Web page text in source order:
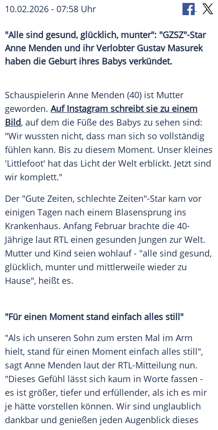
10.02.2026 - 07:58 Uhr
"Alle sind gesund, glücklich, munter": "GZSZ"-Star
Anne Menden und ihr Verlobter Gustav Masurek
haben die Geburt ihres Babys verkündet.
Schauspielerin Anne Menden (40) ist Mutter
geworden. Auf Instagram schreibt sie zu einem
Bild, auf dem die Füße des Babys zu sehen sind:
"Wir wussten nicht, dass man sich so vollständig
fühlen kann. Bis zu diesem Moment. Unser kleines
'Littlefoot' hat das Licht der Welt erblickt. Jetzt sind
wir komplett."
Der "Gute Zeiten, schlechte Zeiten"-Star kam vor
einigen Tagen nach einem Blasensprung ins
Krankenhaus. Anfang Februar brachte die 40-
Jährige laut RTL einen gesunden Jungen zur Welt.
Mutter und Kind seien wohlauf - "alle sind gesund,
glücklich, munter und mittlerweile wieder zu
Hause", heißt es.
"Für einen Moment stand einfach alles still"
"Als ich unseren Sohn zum ersten Mal im Arm
hielt, stand für einen Moment einfach alles still",
sagt Anne Menden laut der RTL-Mitteilung nun.
"Dieses Gefühl lässt sich kaum in Worte fassen -
es ist größer, tiefer und erfüllender, als ich es mir
je hätte vorstellen können. Wir sind unglaublich
dankbar und genießen jeden Augenblick dieses